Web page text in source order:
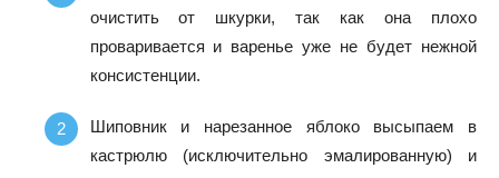
очистить от шкурки, так как она плохо
проваривается и варенье уже не будет нежной
консистенции.
Шиповник и нарезанное яблоко высыпаем в
кастрюлю (исключительно эмалированную) и